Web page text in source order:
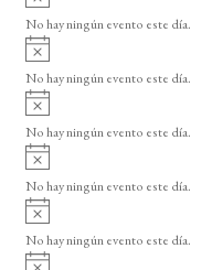
o
v
i
o
No hay ningún evento este día.
A
v
i
o
No hay ningún evento este día.
A
v
i
o
No hay ningún evento este día.
A
v
i
o
No hay ningún evento este día.
A
v
i
No hay ningún evento este día.
A